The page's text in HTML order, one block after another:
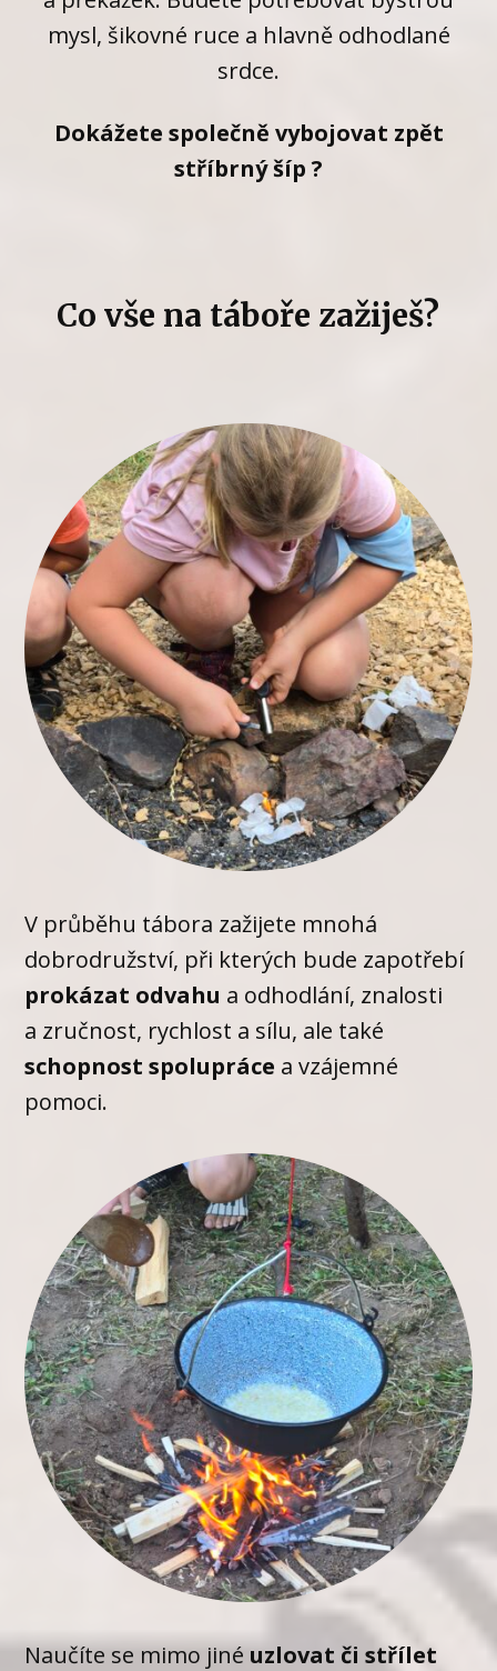
mysl, šikovné ruce a hlavně odhodlané
srdce.
Dokážete společně vybojovat zpět
stříbrný šíp ?
Co vše na táboře zažiješ?
V průběhu tábora zažijete mnohá
dobrodružství, při kterých bude zapotřebí
prokázat odvahu a odhodlání, znalosti
a zručnost, rychlost a sílu, ale také
schopnost spolupráce a vzájemné
pomoci.
Naučíte se mimo jiné uzlovat či střílet